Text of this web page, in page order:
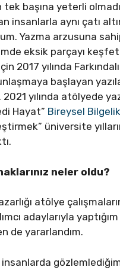
başına yeterli
aynı çatı
Yazma arzusuna
eksik parçayı
yılında Farkındalık
başlayan
yılında atölyede
Hayat” Bireysel Bilgelik
üniversite
neler oldu?
atölye
adaylarıyla
de yararlandım.